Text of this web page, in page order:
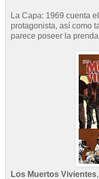
La Capa: 1969 cuenta
protagonista, así como
parece poseer la
Los Muertos Vivientes